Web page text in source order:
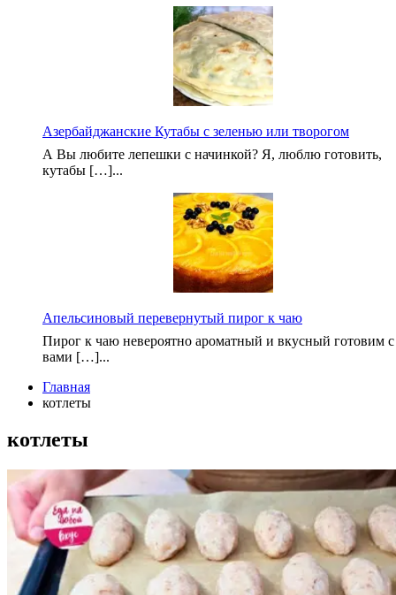
Азербайджанские Кутабы с зеленью или творогом
А Вы любите лепешки с начинкой? Я, люблю готовить,
кутабы […]...
Апельсиновый перевернутый пирог к чаю
Пирог к чаю невероятно ароматный и вкусный готовим с
вами […]...
Главная
котлеты
котлеты